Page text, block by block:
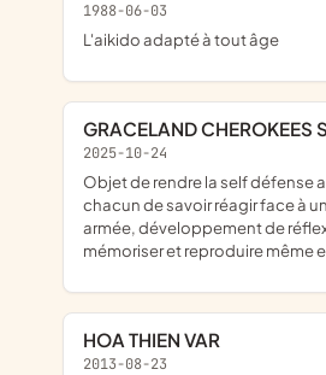
1988-06-03
l'aikido adapté à tout âge
GRACELAND CHEROKEES
2025-10-24
objet de rendre la self défense accessible à tous pour permettre à
chacun de savoir réagir face à
armée, développement de
mémoriser et reproduire même
HOA THIEN VAR
2013-08-23